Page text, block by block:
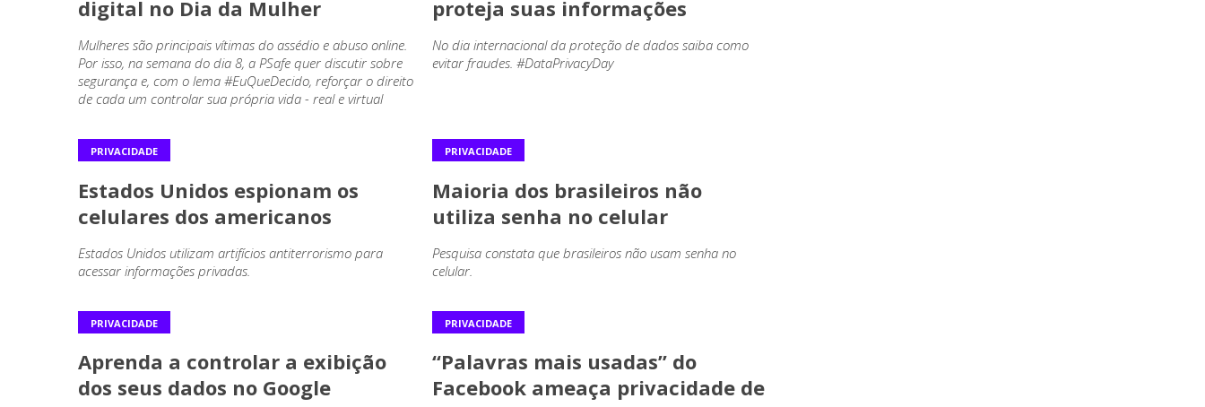
digital no Dia da Mulher
Mulheres são principais vítimas do assédio e abuso online.
Por isso, na semana do dia 8, a PSafe quer discutir sobre
segurança e, com o lema #EuQueDecido, reforçar o direito
de cada um controlar sua própria vida - real e virtual
proteja suas informações
No dia internacional da proteção de dados saiba como
evitar fraudes. #DataPrivacyDay
PRIVACIDADE
Estados Unidos espionam os
celulares dos americanos
Estados Unidos utilizam artifícios antiterrorismo para
acessar informações privadas.
PRIVACIDADE
Maioria dos brasileiros não
utiliza senha no celular
Pesquisa constata que brasileiros não usam senha no
celular.
PRIVACIDADE
Aprenda a controlar a exibição
dos seus dados no Google
PRIVACIDADE
“Palavras mais usadas” do
Facebook ameaça privacidade de